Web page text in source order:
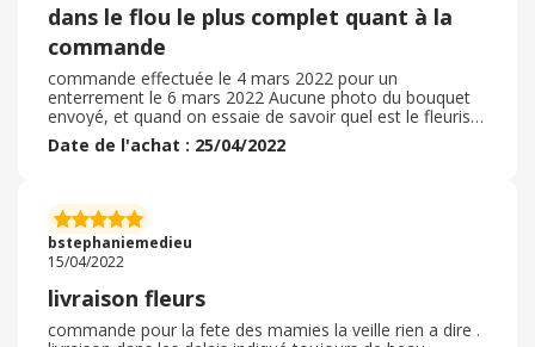
dans le flou le plus complet quant à la
commande
commande effectuée le 4 mars 2022 pour un
enterrement le 6 mars 2022 Aucune photo du bouquet
envoyé, et quand on essaie de savoir quel est le fleuriste
qui s'est occupé de la commande, on ne vous répond
pas. J'ai appelé 2 fois au service client et part 2 fois on
vers 15h, le bouquet n'était toujours pas livré ! !
D'ailleurs à ce jour, 25 avril, je ne sais pas s'il a été livré
et si ce que j'ai commandé valait bien les 80 euros payés
. Bref, je ne recommande pas du tout ce site, c'est la
première et dernière fois que je commande chez eux
Date de l'achat : 25/04/2022
bstephaniemedieu
15/04/2022
livraison fleurs
commande pour la fete des mamies la veille rien a dire .